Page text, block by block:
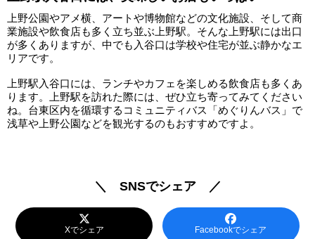
上野公園やアメ横、アートや博物館などの文化施設、そして商
業施設や飲食店も多く立ち並ぶ上野駅。そんな上野駅には出口
が多くありますが、中でも入谷口は学校や住宅が並ぶ静かなエ
リアです。
上野駅入谷口には、ランチやカフェを楽しめる飲食店も多くあ
ります。上野駅を訪れた際には、ぜひ立ち寄ってみてください
ね。台東区内を循環するコミュニティバス「めぐりんバス」で
浅草や上野公園などを観光するのもおすすめですよ。
＼ SNSでシェア ／
Xでシェア Facebookでシェア